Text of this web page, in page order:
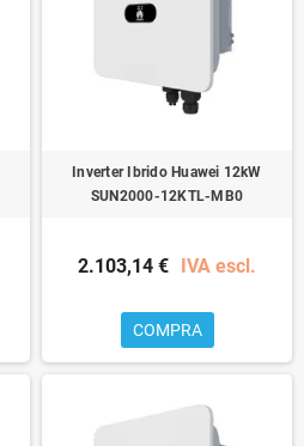
Inverter Ibrido Huawei 12kW
SUN2000-12KTL-MB0
2.103,14 € IVA escl.
COMPRA